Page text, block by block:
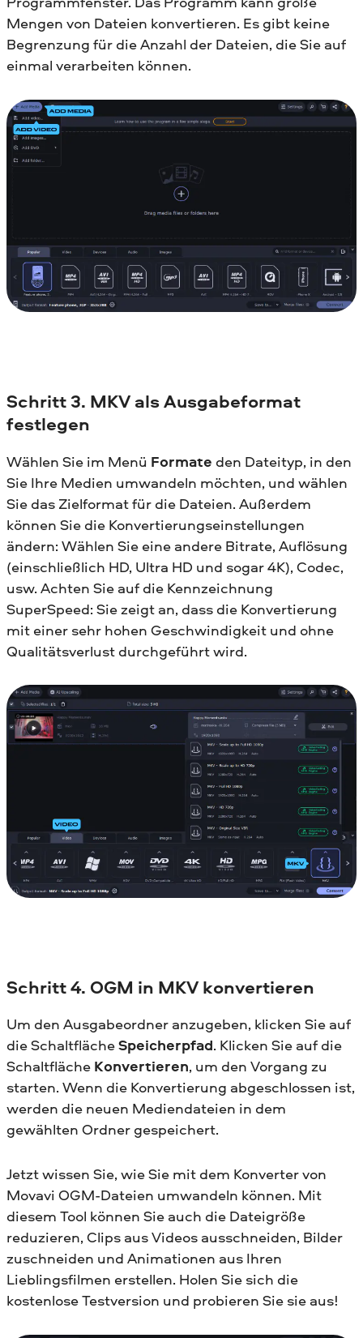
Mengen von Dateien konvertieren. Es gibt keine
Begrenzung für die Anzahl der Dateien, die Sie auf
einmal verarbeiten können.
Schritt 3. MKV als Ausgabeformat
festlegen
Wählen Sie im Menü Formate den Dateityp, in den
Sie Ihre Medien umwandeln möchten, und wählen
Sie das Zielformat für die Dateien. Außerdem
können Sie die Konvertierungseinstellungen
ändern: Wählen Sie eine andere Bitrate, Auflösung
(einschließlich HD, Ultra HD und sogar 4K), Codec,
usw. Achten Sie auf die Kennzeichnung
SuperSpeed: Sie zeigt an, dass die Konvertierung
mit einer sehr hohen Geschwindigkeit und ohne
Qualitätsverlust durchgeführt wird.
Schritt 4. OGM in MKV konvertieren
Um den Ausgabeordner anzugeben, klicken Sie auf
die SchaltflächeSpeicherpfad. Klicken Sie auf die
Schaltfläche Konvertieren, um den Vorgang zu
starten. Wenn die Konvertierung abgeschlossen ist,
werden die neuen Mediendateien in dem
gewählten Ordner gespeichert.
Jetzt wissen Sie, wie Sie mit dem Konverter von
Movavi OGM-Dateien umwandeln können. Mit
diesem Tool können Sie auch die Dateigröße
reduzieren, Clips aus Videos ausschneiden, Bilder
zuschneiden und Animationen aus Ihren
Lieblingsfilmen erstellen. Holen Sie sich die
kostenlose Testversion und probieren Sie sie aus!